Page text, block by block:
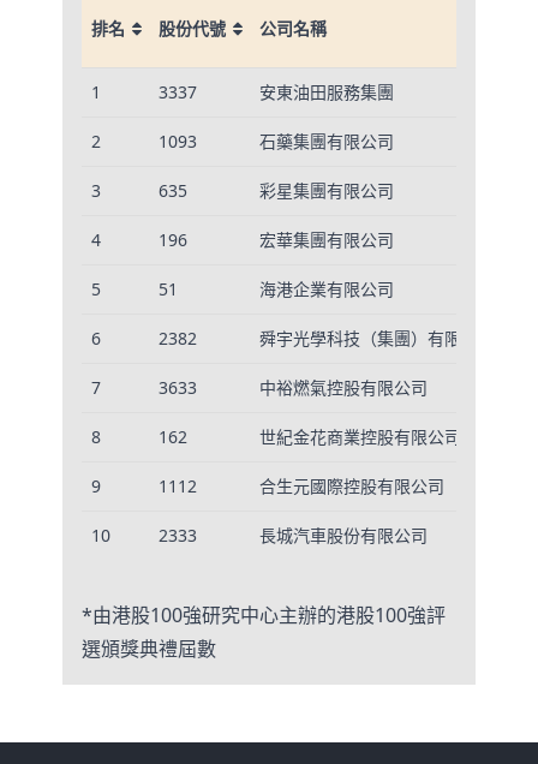
排名 股份代號 公司名稱
公司名稱
1 3337 安東油田服務集團
2 1093 石藥集團有限公司
3 635 彩星集團有限公司
4 196 宏華集團有限公司
5 51 海港企業有限公司
6 2382 舜宇光學科技（集團）有限公司
7 3633 中裕燃氣控股有限公司
8 162 世紀金花商業控股有限公司
9 1112 合生元國際控股有限公司
10 2333 長城汽車股份有限公司
*由港股100強研究中心主辦的港股100強評
選頒獎典禮屆數